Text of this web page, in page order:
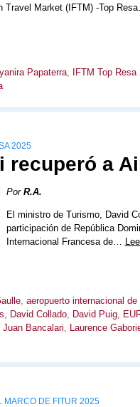
Travel Market (IFTM) -Top
Papaterra, IFTM Top Resa
2025
recuperó a
Por R.A.
El ministro de Turismo, David
participación de República
Internacional Francesa de…
, aeropuerto internacional de
David Collado, David Puig,
Juan Bancalari Laurence
MARCO DE FITUR 2025